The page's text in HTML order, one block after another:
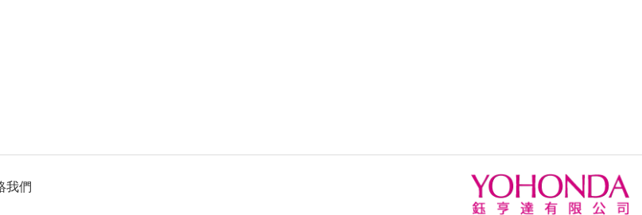
我們